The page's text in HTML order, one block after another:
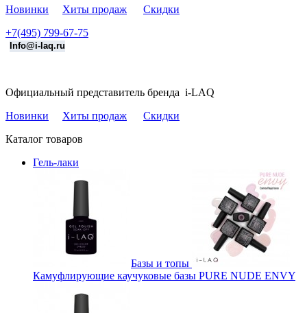
Новинки
Хиты продаж
Скидки
+7(495) 799-67-75
Info@i-laq.ru
Официальный представитель бренда i-LAQ
Новинки
Хиты продаж
Скидки
Каталог товаров
Гель-лаки
Базы и топы
Камуфлирующие каучуковые базы PURE NUDE ENVY